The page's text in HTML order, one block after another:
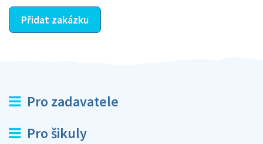
Přidat zakázku
Pro zadavatele
Pro šikuly